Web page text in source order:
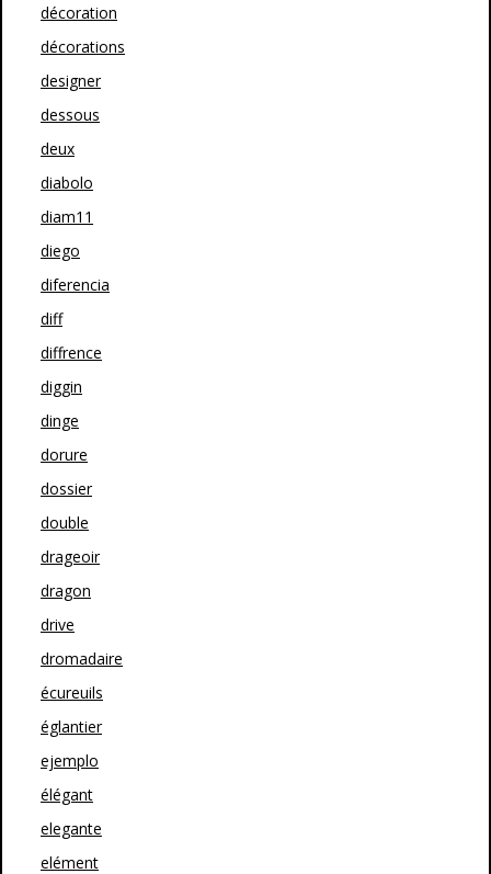
décoration
décorations
designer
dessous
deux
diabolo
diam11
diego
diferencia
diff
diffrence
diggin
dinge
dorure
dossier
double
drageoir
dragon
drive
dromadaire
écureuils
églantier
ejemplo
élégant
elegante
elément